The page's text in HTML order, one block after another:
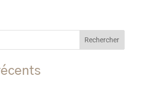
Rechercher